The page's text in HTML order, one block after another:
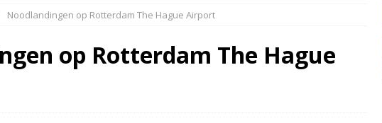
Noodlandingen op Rotterdam The Hague Airport
op Rotterdam The Hague